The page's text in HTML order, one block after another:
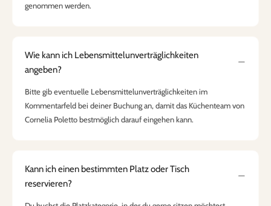
genommen werden.
Wie kann ich Lebensmittelunverträglichkeiten
angeben?
Bitte gib eventuelle Lebensmittelunverträglichkeiten im
Kommentarfeld bei deiner Buchung an, damit das Küchenteam von
Cornelia Poletto bestmöglich darauf eingehen kann.
Kann ich einen bestimmten Platz oder Tisch
reservieren?